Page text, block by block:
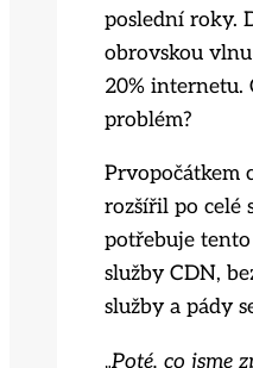
poslední roky.
obrovskou
20% internetu.
problém?
Prvopočátkem
rozšířil po celé
potřebuje
služby CDN,
služby a pády
„Poté, co jsme